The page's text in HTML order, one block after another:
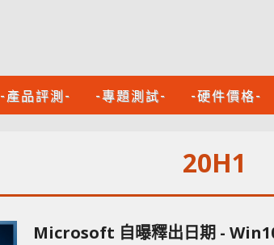
-產品評測- -專題測試- -硬件價格-
20H1
Microsoft 自曝釋出日期 - Win10 20H1 五月更新